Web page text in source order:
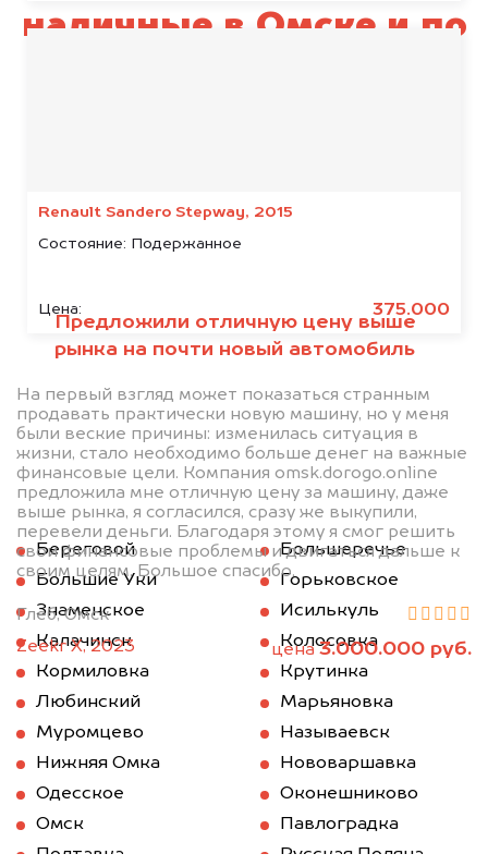
Renault Sandero Stepway, 2015
Состояние: Подержанное
Цена: 375.000
Предложили отличную цену выше
рынка на почти новый автомобиль
На первый взгляд может показаться странным
продавать практически новую машину, но у меня
были веские причины: изменилась ситуация в
жизни, стало необходимо больше денег на важные
финансовые цели. Компания omsk.dorogo.online
предложила мне отличную цену за машину, даже
выше рынка, я согласился, сразу же выкупили,
перевели деньги. Благодаря этому я смог решить
свои финансовые проблемы и двигаться дальше к
своим целям. Большое спасибо.
Глеб, Омск
Zeekr X, 2023
цена3.000.000 руб.
наличные в Омске и по
Береговой
Большеречье
Большие Уки
Горьковское
Знаменское
Исилькуль
Калачинск
Колосовка
Кормиловка
Крутинка
Любинский
Марьяновка
Муромцево
Называевск
Нижняя Омка
Нововаршавка
Одесское
Оконешниково
Омск
Павлоградка
Полтавка
Русская Поляна